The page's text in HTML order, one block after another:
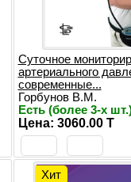
Суточное
артериального
современные...
Горбунов В.М.
Есть (более 3-х
Цена: 3060.00 T
Хит